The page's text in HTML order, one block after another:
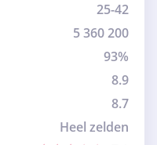
25-42
5 360 200
93%
8.9
8.7
Heel zelden